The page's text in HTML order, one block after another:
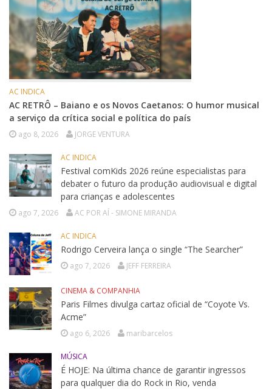
AC INDICA
AC RETRÔ – Baiano e os Novos Caetanos: O humor musical
a serviço da crítica social e política do país
ago 8, 2026 JORGE VENTURA
AC INDICA
Festival comKids 2026 reúne especialistas para
debater o futuro da produção audiovisual e digital
para crianças e adolescentes
ago 7, 2026 AC POR AÍ - SIMONE MIRANDA
AC INDICA
Rodrigo Cerveira lança o single “The Searcher”
ago 7, 2026 JEFF FERREIRA
CINEMA & COMPANHIA
Paris Filmes divulga cartaz oficial de “Coyote Vs.
Acme”
ago 6, 2026 maribarcelos
MÚSICA
É HOJE: Na última chance de garantir ingressos
para qualquer dia do Rock in Rio, venda